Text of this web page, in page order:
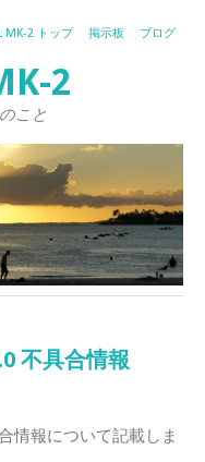
MK-2 トップ 掲示板 ブログ
2
こと
不具合情報
情報について記載しま